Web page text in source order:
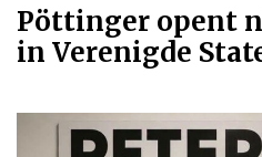
Pöttinger opent
in Verenigde